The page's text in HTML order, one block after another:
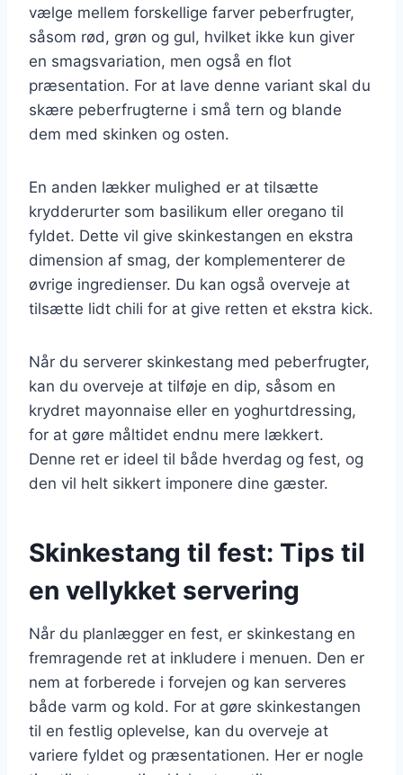
vælge mellem forskellige farver peberfrugter,
såsom rød, grøn og gul, hvilket ikke kun giver
en smagsvariation, men også en flot
præsentation. For at lave denne variant skal du
skære peberfrugterne i små tern og blande
dem med skinken og osten.
En anden lækker mulighed er at tilsætte
krydderurter som basilikum eller oregano til
fyldet. Dette vil give skinkestangen en ekstra
dimension af smag, der komplementerer de
øvrige ingredienser. Du kan også overveje at
tilsætte lidt chili for at give retten et ekstra kick.
Når du serverer skinkestang med peberfrugter,
kan du overveje at tilføje en dip, såsom en
krydret mayonnaise eller en yoghurtdressing,
for at gøre måltidet endnu mere lækkert.
Denne ret er ideel til både hverdag og fest, og
den vil helt sikkert imponere dine gæster.
Skinkestang til fest: Tips til
en vellykket servering
Når du planlægger en fest, er skinkestang en
fremragende ret at inkludere i menuen. Den er
nem at forberede i forvejen og kan serveres
både varm og kold. For at gøre skinkestangen
til en festlig oplevelse, kan du overveje at
variere fyldet og præsentationen. Her er nogle